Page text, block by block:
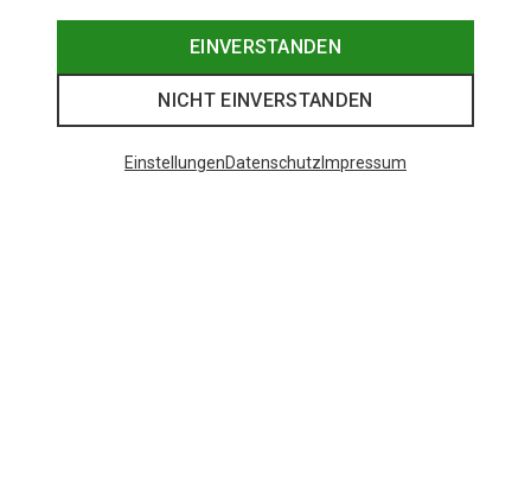
EINVERSTANDEN
NICHT EINVERSTANDEN
EinstellungenDatenschutz Impressum